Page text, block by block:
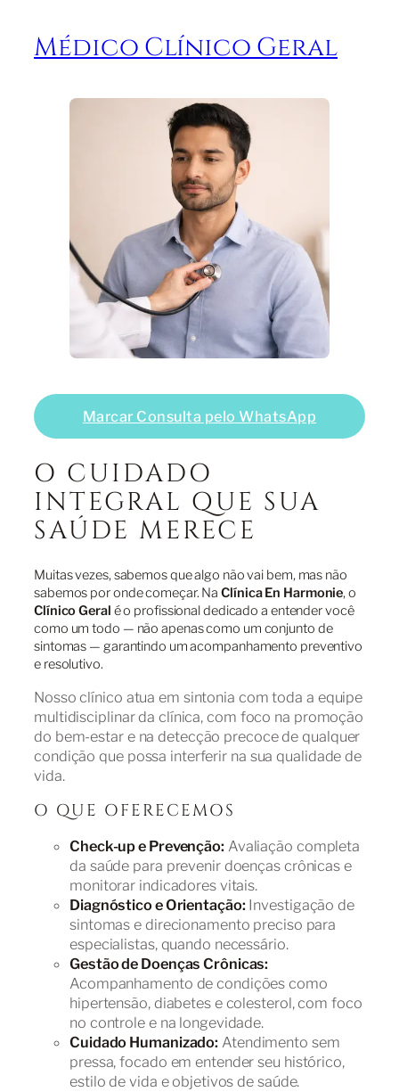
Médico Clínico Geral
Marcar Consulta pelo WhatsApp
O CUIDADO
INTEGRAL QUE SUA
SAÚDE MERECE
Muitas vezes, sabemos que algo não vai bem, mas não
sabemos por onde começar. NaClínica En Harmonie, o
Clínico Geral é o profissional dedicado a entender você
como um todo — não apenas como um conjunto de
sintomas — garantindo um acompanhamento preventivo
e resolutivo.
Nosso clínico atua em sintonia com toda a equipe
multidisciplinar da clínica, com foco na promoção
do bem-estar e na detecção precoce de qualquer
condição que possa interferir na sua qualidade de
vida.
O QUE OFERECEMOS
Check-up e Prevenção: Avaliação completa
da saúde para prevenir doenças crônicas e
monitorar indicadores vitais.
Diagnóstico e Orientação: Investigação de
sintomas e direcionamento preciso para
especialistas, quando necessário.
Gestão de Doenças Crônicas:
Acompanhamento de condições como
hipertensão, diabetes e colesterol, com foco
no controle e na longevidade.
Cuidado Humanizado: Atendimento sem
pressa, focado em entender seu histórico,
estilo de vida e objetivos de saúde.